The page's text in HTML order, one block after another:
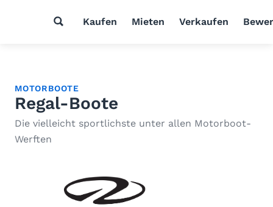
Kaufen Mieten Verkaufen
MOTORBOOTE
Regal-Boote
Die vielleicht sportlichste unter allen Motorboot-
Werften